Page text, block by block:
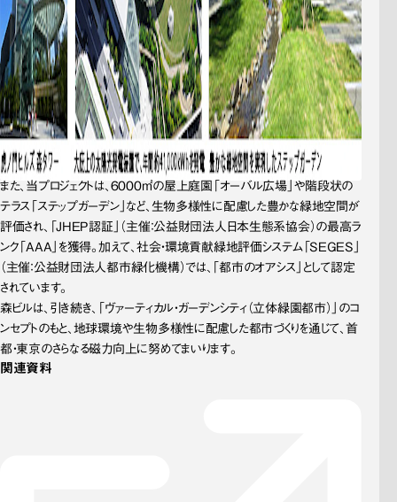
また、当プロジェクトは、6000㎡の屋上庭園「オーバル広場」や階段状の
テラス「ステップガーデン」など、生物多様性に配慮した豊かな緑地空間が
評価され、「JHEP認証」（主催：公益財団法人日本生態系協会）の最高ラ
ンク「AAA」を獲得。加えて、社会・環境貢献緑地評価システム「SEGES」
（主催：公益財団法人都市緑化機構）では、「都市のオアシス」として認定
されています。
森ビルは、引き続き、「ヴァーティカル・ガーデンシティ（立体緑園都市）」のコ
ンセプトのもと、地球環境や生物多様性に配慮した都市づくりを通じて、首
都・東京のさらなる磁力向上に努めてまいります。
関連資料